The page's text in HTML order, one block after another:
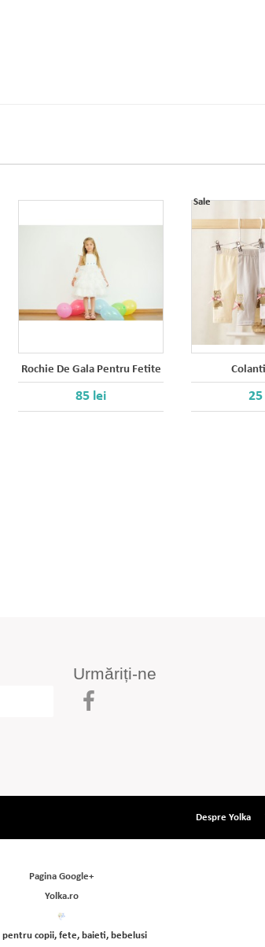
Rochie De Gala Pentru Fetite
85 lei
Sale
Urmăriți-ne
Despre Yolka
Pagina Google+
Yolka.ro
pentru copii, fete, baieti, bebelusi